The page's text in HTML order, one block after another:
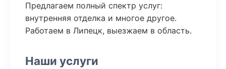
Предлагаем полный спектр услуг:
внутренняя отделка и многое другое.
Работаем в Липецк, выезжаем в область.
Наши услуги